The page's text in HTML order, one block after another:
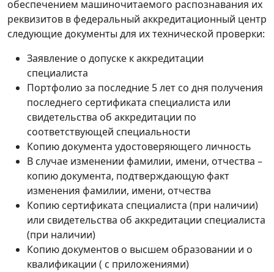
обеспечением машиночитаемого распознавания их
реквизитов в федеральный аккредитационный центр
следующие документы для их технической проверки:
Заявление о допуске к аккредитации
специалиста
Портфолио за последние 5 лет со дня получения
последнего сертификата специалиста или
свидетельства об аккредитации по
соответствующей специальности
Копию документа удостоверяющего личность
В случае изменении фамилии, имени, отчества –
копию документа, подтверждающую факт
изменения фамилии, имени, отчества
Копию сертификата специалиста (при наличии)
или свидетельства об аккредитации специалиста
(при наличии)
Копию документов о высшем образовании и о
квалификации ( с приложениями)